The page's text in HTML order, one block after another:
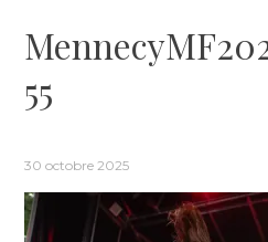
55
30 octobre 2025